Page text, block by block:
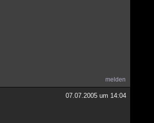
melden
07.07.2005 um 14:04